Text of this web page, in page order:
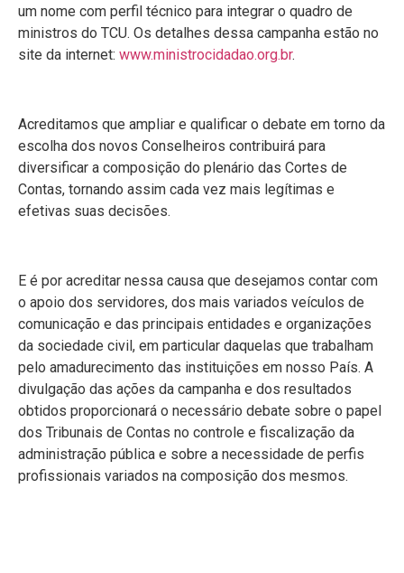
um nome com perfil técnico para integrar o quadro de
ministros do TCU. Os detalhes dessa campanha estão no
site da internet: www.ministrocidadao.org.br.
Acreditamos que ampliar e qualificar o debate em torno da
escolha dos novos Conselheiros contribuirá para
diversificar a composição do plenário das Cortes de
Contas, tornando assim cada vez mais legítimas e
efetivas suas decisões.
E é por acreditar nessa causa que desejamos contar com
o apoio dos servidores, dos mais variados veículos de
comunicação e das principais entidades e organizações
da sociedade civil, em particular daquelas que trabalham
pelo amadurecimento das instituições em nosso País. A
divulgação das ações da campanha e dos resultados
obtidos proporcionará o necessário debate sobre o papel
dos Tribunais de Contas no controle e fiscalização da
administração pública e sobre a necessidade de perfis
profissionais variados na composição dos mesmos.